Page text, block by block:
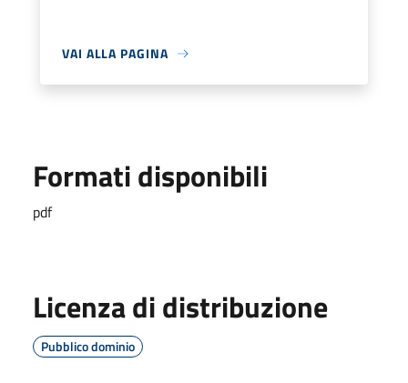
VAI ALLA PAGINA
Formati disponibili
pdf
Licenza di distribuzione
Pubblico dominio